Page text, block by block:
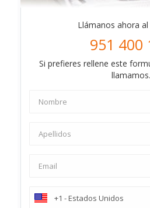
Llámanos ahora
951 400
Si prefieres rellene este
llamamos.